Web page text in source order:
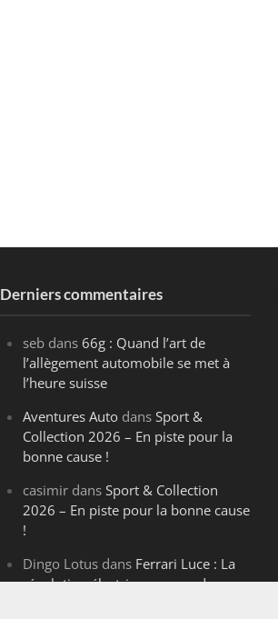
Derniers commentaires
seb dans66g : Quand l’art de
l’allègement automobile se met à
l’heure suisse
Aventures Auto dansSport &
Collection 2026 – En piste pour la
bonne cause !
casimir dansSport & Collection
2026 – En piste pour la bonne cause
!
Dingo Lotus dans Ferrari Luce : La
révolution électrique venue de